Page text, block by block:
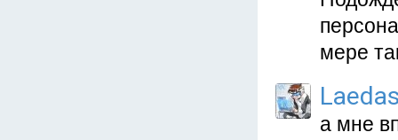
мере
а мне